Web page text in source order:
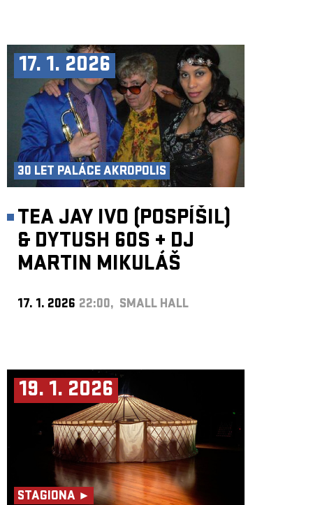
17. 1. 2026
30 LET PALÁCE AKROPOLIS
TEA JAY IVO (POSPÍŠIL)
& DYTUSH 60S + DJ
MARTIN MIKULÁŠ
17. 1. 2026 22:00, SMALL HALL
19. 1. 2026
STAGIONA ►